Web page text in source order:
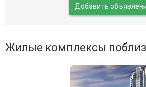
Добавить
Жилые комплексы